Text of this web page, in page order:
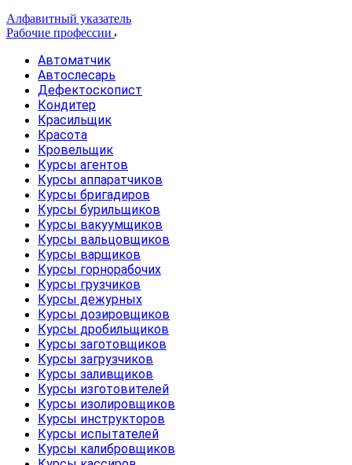
Алфавитный указатель
Рабочие профессии
Автоматчик
Автослесарь
Дефектоскопист
Кондитер
Красильщик
Красота
Кровельщик
Курсы агентов
Курсы аппаратчиков
Курсы бригадиров
Курсы бурильщиков
Курсы вакуумщиков
Курсы вальцовщиков
Курсы варщиков
Курсы горнорабочих
Курсы грузчиков
Курсы дежурных
Курсы дозировщиков
Курсы дробильщиков
Курсы заготовщиков
Курсы загрузчиков
Курсы заливщиков
Курсы изготовителей
Курсы изолировщиков
Курсы инструкторов
Курсы испытателей
Курсы калибровщиков